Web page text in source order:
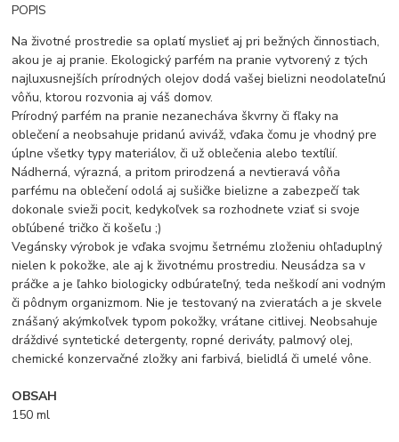
POPIS
Na životné prostredie sa oplatí myslieť aj pri bežných činnostiach,
akou je aj pranie. Ekologický parfém na pranie vytvorený z tých
najluxusnejších prírodných olejov dodá vašej bielizni neodolateľnú
vôňu, ktorou rozvonia aj váš domov.
Prírodný parfém na pranie nezanecháva škvrny či fľaky na
oblečení a neobsahuje pridanú aviváž, vďaka čomu je vhodný pre
úplne všetky typy materiálov, či už oblečenia alebo textílií.
Nádherná, výrazná, a pritom prirodzená a nevtieravá vôňa
parfému na oblečení odolá aj sušičke bielizne a zabezpečí tak
dokonale svieži pocit, kedykoľvek sa rozhodnete vziať si svoje
obľúbené tričko či košeľu ;)
Vegánsky výrobok je vďaka svojmu šetrnému zloženiu ohľaduplný
nielen k pokožke, ale aj k životnému prostrediu. Neusádza sa v
práčke a je ľahko biologicky odbúrateľný, teda neškodí ani vodným
či pôdnym organizmom. Nie je testovaný na zvieratách a je skvele
znášaný akýmkoľvek typom pokožky, vrátane citlivej. Neobsahuje
dráždivé syntetické detergenty, ropné deriváty, palmový olej,
chemické konzervačné zložky ani farbivá, bielidlá či umelé vône.
OBSAH
150 ml